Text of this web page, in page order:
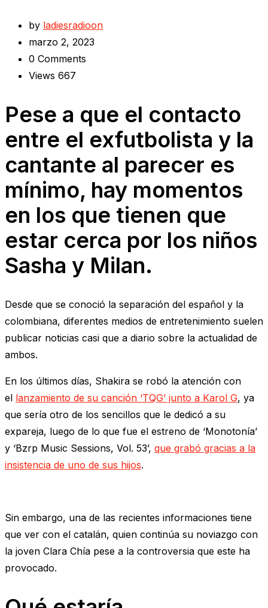
by ladiesradioon
marzo 2, 2023
0 Comments
Views 667
Pese a que el contacto
entre el exfutbolista y la
cantante al parecer es
mínimo, hay momentos
en los que tienen que
estar cerca por los niños
Sasha y Milan.
Desde que se conoció la separación del español y la
colombiana, diferentes medios de entretenimiento suelen
publicar noticias casi que a diario sobre la actualidad de
ambos.
En los últimos días, Shakira se robó la atención con
el lanzamiento de su canción ‘TQG’ junto a Karol G, ya
que sería otro de los sencillos que le dedicó a su
expareja, luego de lo que fue el estreno de ‘Monotonía’
y ‘Bzrp Music Sessions, Vol. 53’, que grabó gracias a la
insistencia de uno de sus hijos.
Sin embargo, una de las recientes informaciones tiene
que ver con el catalán, quien continúa su noviazgo con
la joven Clara Chía pese a la controversia que este ha
provocado.